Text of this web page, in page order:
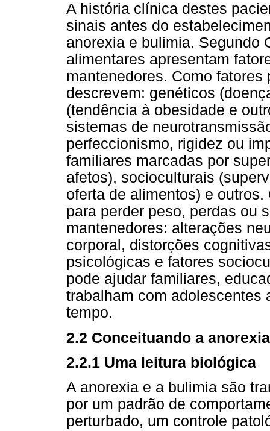
A história clínica destes
sinais antes do
anorexia e bulimia. Segundo
alimentares apresentam
mantenedores. Como
descrevem: genéticos
(tendência à obesidade e
sistemas de
perfeccionismo, rigidez ou
familiares marcadas por
afetos), socioculturais
oferta de alimentos) e
para perder peso, perdas ou
mantenedores: alterações
corporal, distorções
psicológicas e fatores
pode ajudar familiares,
trabalham com adolescentes
tempo.
2.2 Conceituando a
2.2.1 Uma leitura biológica
A anorexia e a bulimia são
por um padrão de
perturbado, um controle